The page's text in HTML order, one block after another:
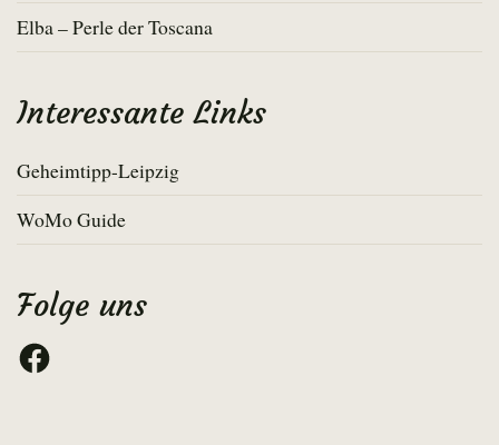
Elba – Perle der Toscana
Interessante Links
Geheimtipp-Leipzig
WoMo Guide
Folge uns
Facebook